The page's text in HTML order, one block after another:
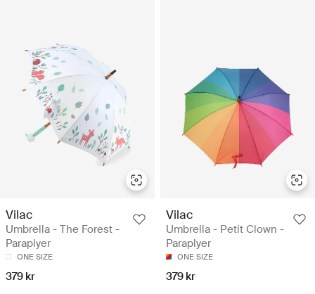
Vilac
Umbrella - The Forest -
Paraplyer
ONE SIZE
379 kr
Vilac
Umbrella - Petit Clown -
Paraplyer
ONE SIZE
379 kr